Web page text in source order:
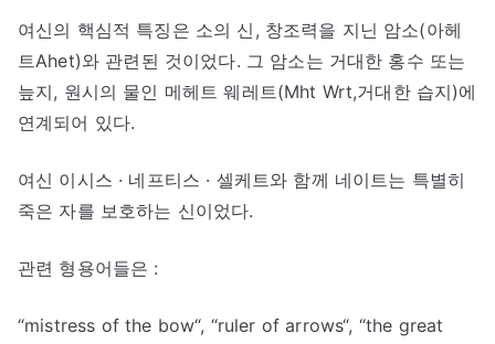
여신의 핵심적 특징은 소의 신, 창조력을 지닌 암소(아헤
트Ahet)와 관련된 것이었다. 그 암소는 거대한 홍수 또는
늪지, 원시의 물인 메헤트 웨레트(Mht Wrt,거대한 습지)에
연계되어 있다.
여신 이시스 · 네프티스 · 셀케트와 함께 네이트는 특별히
죽은 자를 보호하는 신이었다.
관련 형용어들은 :
“mistress of the bow“, “ruler of arrows“, “the great